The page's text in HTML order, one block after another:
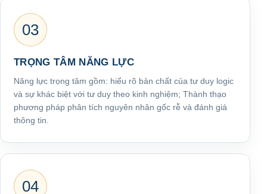
03
TRỌNG TÂM NĂNG LỰC
Năng lực trọng tâm gồm: hiểu rõ bản chất của tư duy logic
và sự khác biệt với tư duy theo kinh nghiệm; Thành thạo
phương pháp phân tích nguyên nhân gốc rễ và đánh giá
thông tin.
04